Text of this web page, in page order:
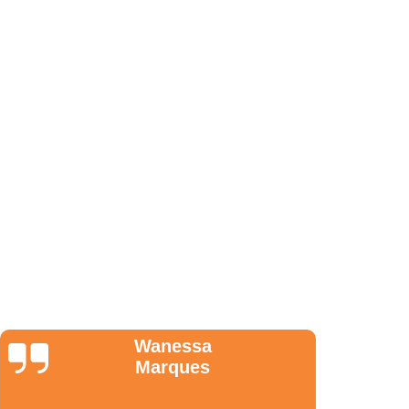
de Obra em São Paulo
e Obras em São Paulo
Obras em São Paulo
de Interiores em São Paulo
Anderson
Nunes